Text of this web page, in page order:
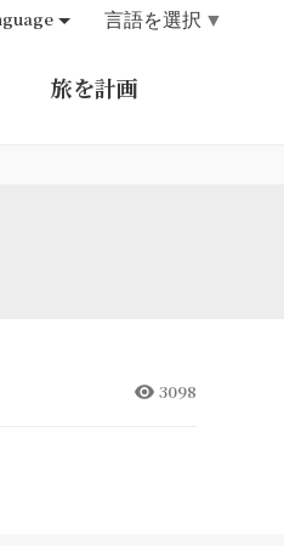
言語を選択 ▼
旅を計画
3098